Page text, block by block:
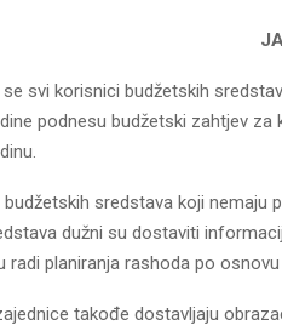
svi korisnici budžetskih
podnesu budžetski zahtjev
sredstava koji nemaju
dužni su dostaviti
radi planiranja rashoda po
takođe dostavljaju